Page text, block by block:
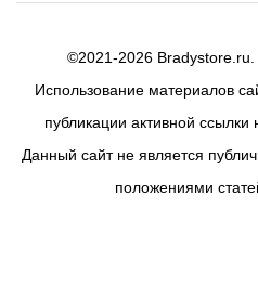
©2021-2026
Использование материалов
публикации активной
Данный сайт не является
положениями